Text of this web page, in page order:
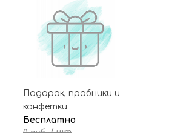
Подарок, пробники и
конфетки
Бесплатно